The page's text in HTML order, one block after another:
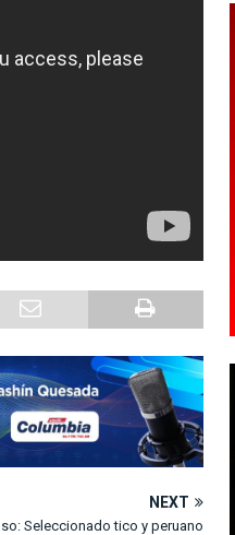
NEXT
Seleccionado tico y peruano